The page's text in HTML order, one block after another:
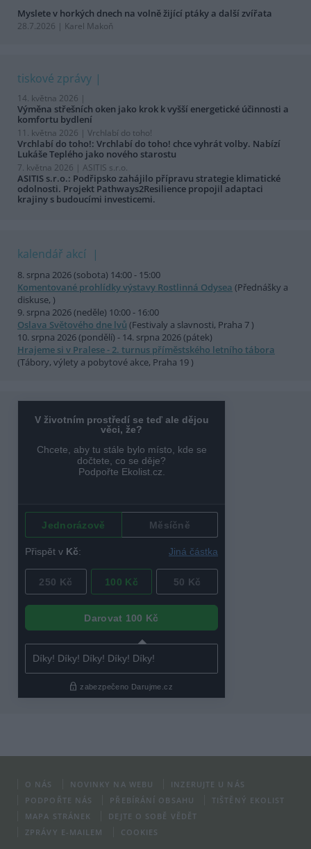
Myslete v horkých dnech na volně žijící ptáky a další zvířata
28.7.2026 | Karel Makoň
tiskové zprávy
14. května 2026 |
Výměna střešních oken jako krok k vyšší energetické účinnosti a
komfortu bydlení
11. května 2026 | Vrchlabí do toho!
Vrchlabí do toho!: Vrchlabí do toho! chce vyhrát volby. Nabízí
Lukáše Teplého jako nového starostu
7. května 2026 | ASITIS s.r.o.
ASITIS s.r.o.: Podřipsko zahájilo přípravu strategie klimatické
odolnosti. Projekt Pathways2Resilience propojil adaptaci
krajiny s budoucími investicemi.
kalendář akcí
8. srpna 2026 (sobota) 14:00 - 15:00
Komentované prohlídky výstavy Rostlinná Odysea (Přednášky a
diskuse, )
9. srpna 2026 (neděle) 10:00 - 16:00
Oslava Světového dne lvů (Festivaly a slavnosti, Praha 7 )
10. srpna 2026 (pondělí) - 14. srpna 2026 (pátek)
Hrajeme si v Pralese - 2. turnus příměstského letního tábora
(Tábory, výlety a pobytové akce, Praha 19 )
O NÁS NOVINKY NA WEBU
INZERUJTE U NÁS
PODPOŘTE NÁS
PŘEBÍRÁNÍ OBSAHU
TIŠTĚNÝ EKOLIST
MAPA STRÁNEK
DEJTE O SOBĚ VĚDĚT
ZPRÁVY E-MAILEM
COOKIES